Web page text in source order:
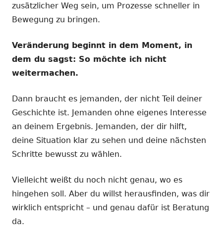
zusätzlicher Weg sein, um Prozesse schneller in
Bewegung zu bringen.
Veränderung beginnt in dem Moment, in
dem du sagst: So möchte ich nicht
weitermachen.
Dann braucht es jemanden, der nicht Teil deiner
Geschichte ist. Jemanden ohne eigenes Interesse
an deinem Ergebnis. Jemanden, der dir hilft,
deine Situation klar zu sehen und deine nächsten
Schritte bewusst zu wählen.
Vielleicht weißt du noch nicht genau, wo es
hingehen soll. Aber du willst herausfinden, was dir
wirklich entspricht – und genau dafür ist Beratung
da.